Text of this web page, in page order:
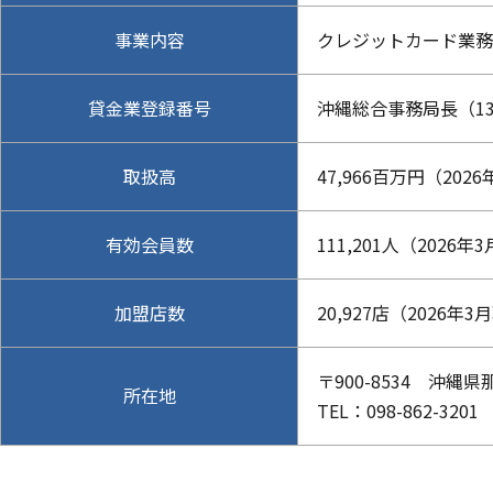
事業内容 クレジットカード業
貸金業登録番号 沖縄総合事務局長（
取扱高 47,966百万円（2026
有効会員数 111,201人（2026年3
加盟店数 20,927店（2026年3月
所在地
〒900-8534 沖縄県
TEL：098-862-3201